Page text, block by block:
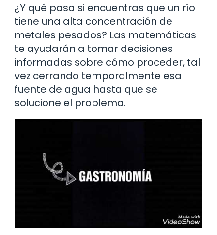
¿Y qué pasa si encuentras que un río
tiene una alta concentración de
metales pesados? Las matemáticas
te ayudarán a tomar decisiones
informadas sobre cómo proceder, tal
vez cerrando temporalmente esa
fuente de agua hasta que se
solucione el problema.